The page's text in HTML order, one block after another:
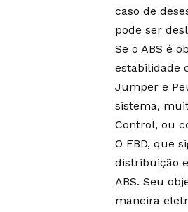
caso de
pode ser
Se o ABS é
estabilidade
Jumper e
sistema,
Control, ou
O EBD, que
distribuição
ABS. Seu
maneira